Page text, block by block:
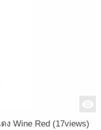
Wine Red (17views)